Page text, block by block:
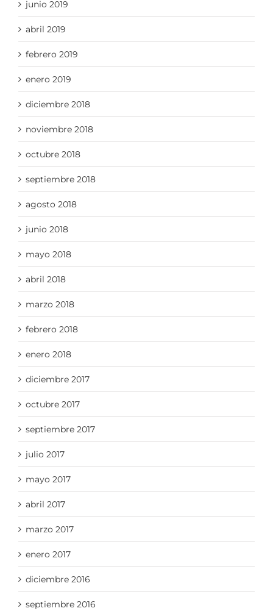
junio 2019
abril 2019
febrero 2019
enero 2019
diciembre 2018
noviembre 2018
octubre 2018
septiembre 2018
agosto 2018
junio 2018
mayo 2018
abril 2018
marzo 2018
febrero 2018
enero 2018
diciembre 2017
octubre 2017
septiembre 2017
julio 2017
mayo 2017
abril 2017
marzo 2017
enero 2017
diciembre 2016
septiembre 2016